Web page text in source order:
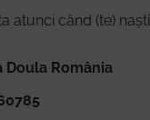
atunci când (te) naști
Doula România